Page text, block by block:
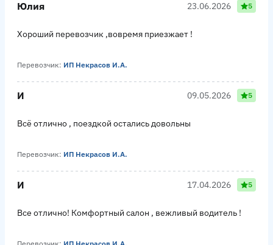
Юлия 23.06.2026 5
Хороший перевозчик ,вовремя приезжает !
Перевозчик: ИП Некрасов И.А.
И 09.05.2026 5
Всё отлично , поездкой остались довольны
Перевозчик: ИП Некрасов И.А.
И 17.04.2026 5
Все отлично! Комфортный салон , вежливый водитель !